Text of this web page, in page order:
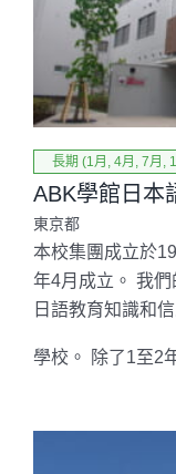
長期 (1月, 4月, 7月,
ABK學館日本
東京都
本校集團成立於
年4月成立。 我
日語教育知識和
學校。 除了1至2